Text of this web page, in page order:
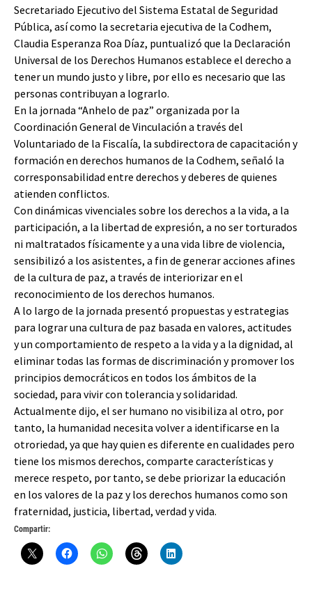
Secretariado Ejecutivo del Sistema Estatal de Seguridad
Pública, así como la secretaria ejecutiva de la Codhem,
Claudia Esperanza Roa Díaz, puntualizó que la Declaración
Universal de los Derechos Humanos establece el derecho a
tener un mundo justo y libre, por ello es necesario que las
personas contribuyan a lograrlo.
En la jornada “Anhelo de paz” organizada por la
Coordinación General de Vinculación a través del
Voluntariado de la Fiscalía, la subdirectora de capacitación y
formación en derechos humanos de la Codhem, señaló la
corresponsabilidad entre derechos y deberes de quienes
atienden conflictos.
Con dinámicas vivenciales sobre los derechos a la vida, a la
participación, a la libertad de expresión, a no ser torturados
ni maltratados físicamente y a una vida libre de violencia,
sensibilizó a los asistentes, a fin de generar acciones afines
de la cultura de paz, a través de interiorizar en el
reconocimiento de los derechos humanos.
A lo largo de la jornada presentó propuestas y estrategias
para lograr una cultura de paz basada en valores, actitudes
y un comportamiento de respeto a la vida y a la dignidad, al
eliminar todas las formas de discriminación y promover los
principios democráticos en todos los ámbitos de la
sociedad, para vivir con tolerancia y solidaridad.
Actualmente dijo, el ser humano no visibiliza al otro, por
tanto, la humanidad necesita volver a identificarse en la
otroriedad, ya que hay quien es diferente en cualidades pero
tiene los mismos derechos, comparte características y
merece respeto, por tanto, se debe priorizar la educación
en los valores de la paz y los derechos humanos como son
fraternidad, justicia, libertad, verdad y vida.
Compartir: